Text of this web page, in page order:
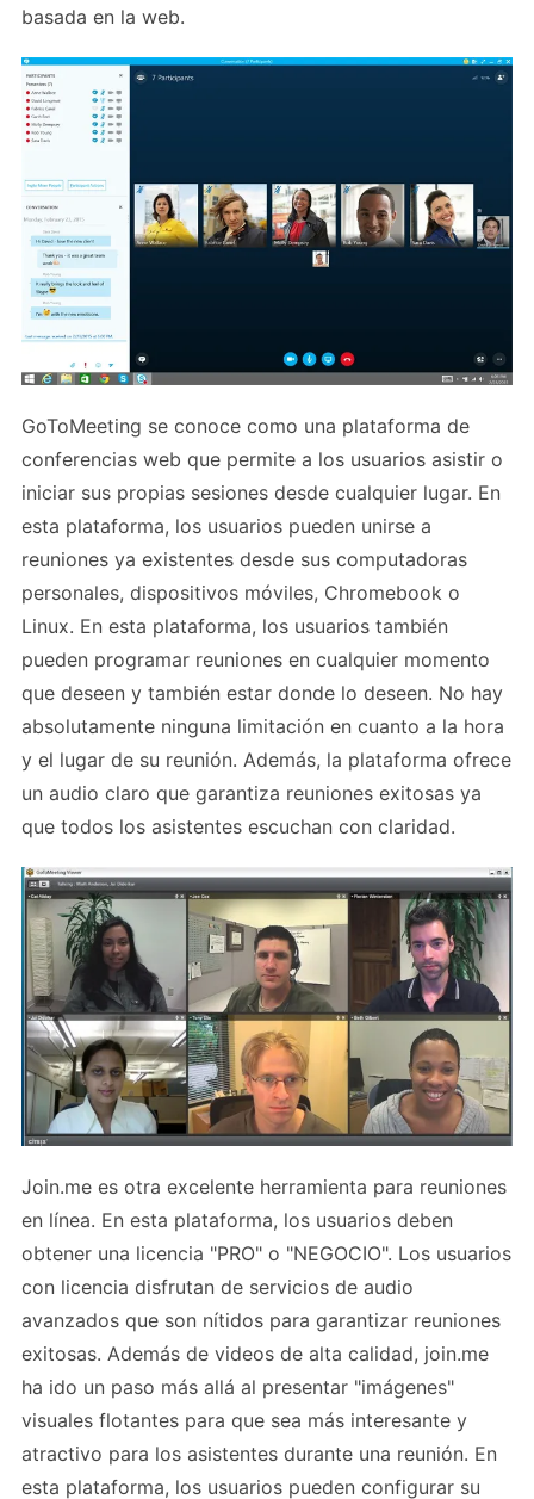
basada en la web.
GoToMeeting se conoce como una plataforma de
conferencias web que permite a los usuarios asistir o
iniciar sus propias sesiones desde cualquier lugar. En
esta plataforma, los usuarios pueden unirse a
reuniones ya existentes desde sus computadoras
personales, dispositivos móviles, Chromebook o
Linux. En esta plataforma, los usuarios también
pueden programar reuniones en cualquier momento
que deseen y también estar donde lo deseen. No hay
absolutamente ninguna limitación en cuanto a la hora
y el lugar de su reunión. Además, la plataforma ofrece
un audio claro que garantiza reuniones exitosas ya
que todos los asistentes escuchan con claridad.
Join.me es otra excelente herramienta para reuniones
en línea. En esta plataforma, los usuarios deben
obtener una licencia "PRO" o "NEGOCIO". Los usuarios
con licencia disfrutan de servicios de audio
avanzados que son nítidos para garantizar reuniones
exitosas. Además de videos de alta calidad, join.me
ha ido un paso más allá al presentar "imágenes"
visuales flotantes para que sea más interesante y
atractivo para los asistentes durante una reunión. En
esta plataforma, los usuarios pueden configurar su